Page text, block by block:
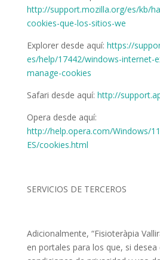
http://support.mozilla.org/es/kb/
cookies-que-los-sitios-we
Explorer desde aquí: https://
es/help/17442/windows-internet-
manage-cookies
Safari desde aquí: http://
Opera desde aquí:
http://help.opera.com/Windows/
ES/cookies.html
SERVICIOS DE TERCEROS
Adicionalmente, “Fisioteràpia
en portales para los que, si desea